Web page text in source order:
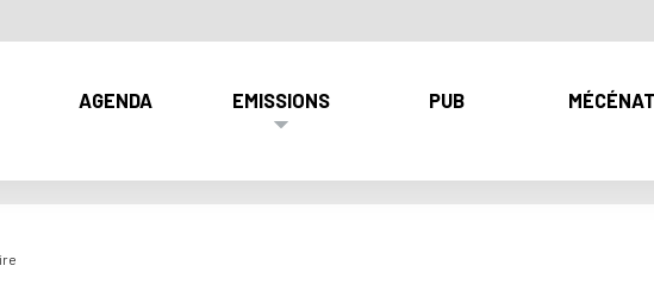
AGENDA EMISSIONS PUB MÉCÉNAT